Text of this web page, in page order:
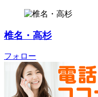
椎名・高杉
フォロー